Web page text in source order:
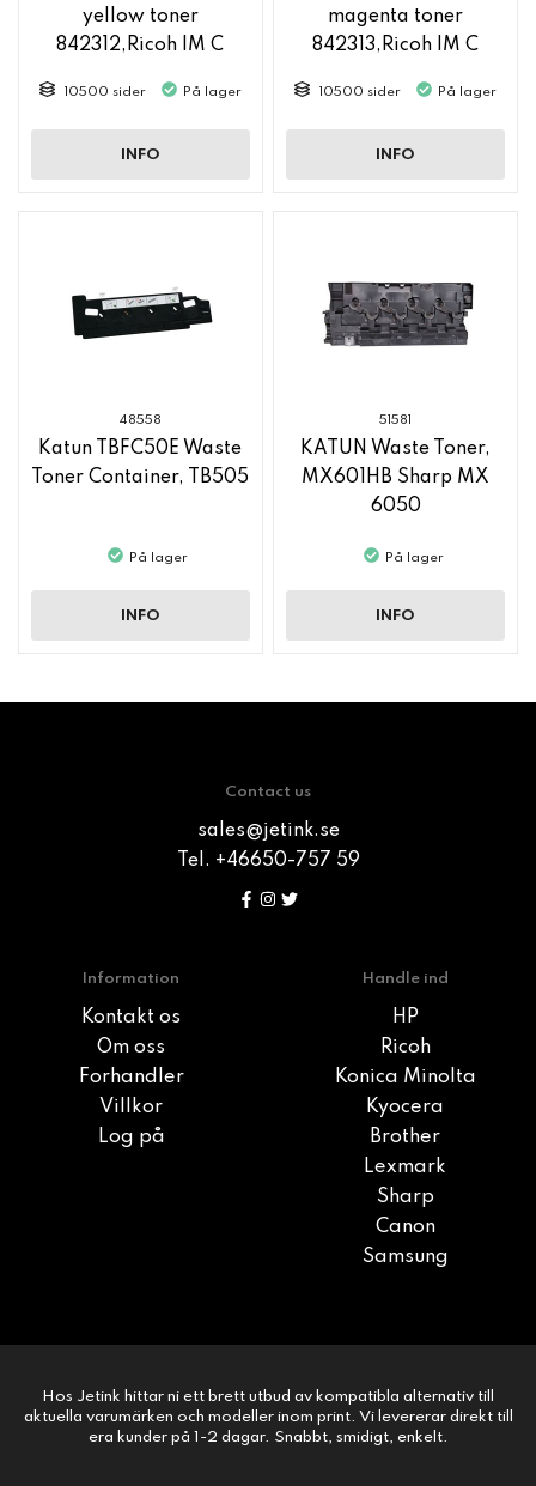
yellow toner
842312,Ricoh IM C
10500 sider På lager
INFO
magenta toner
842313,Ricoh IM C
10500 sider På lager
INFO
48558
Katun TBFC50E Waste
Toner Container, TB505
På lager
INFO
51581
KATUN Waste Toner,
MX601HB Sharp MX
6050
På lager
INFO
Contact us
sales@jetink.se
Tel. +46650-757 59
Information
Kontakt os
Om oss
Forhandler
Villkor
Log på
Handle ind
HP
Ricoh
Konica Minolta
Kyocera
Brother
Lexmark
Sharp
Canon
Samsung
Hos Jetink hittar ni ett brett utbud av kompatibla alternativ till
aktuella varumärken och modeller inom print. Vi levererar direkt till
era kunder på 1-2 dagar. Snabbt, smidigt, enkelt.